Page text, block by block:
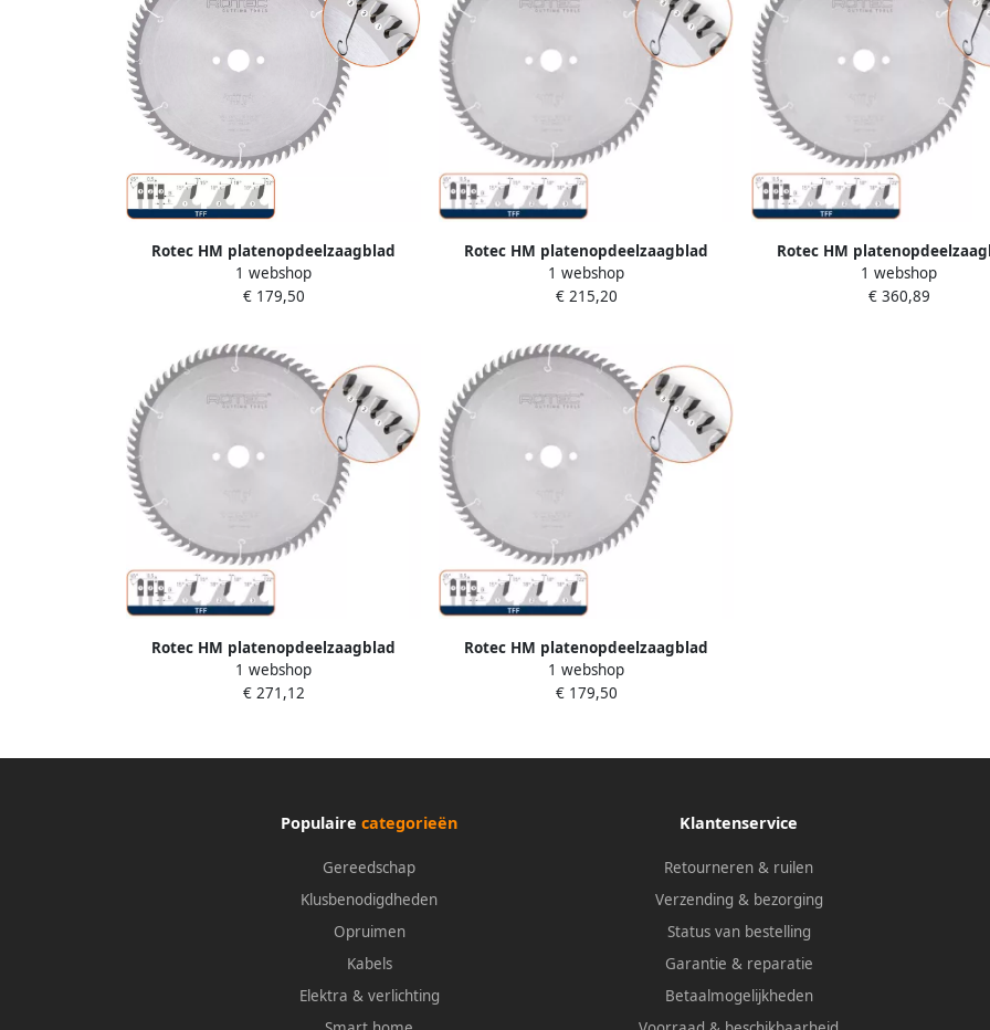
Rotec HM platenopdeelzaagblad
ø300x4 4x80mm Z=72 TFF 5547020
1 webshop
€ 179,50
Rotec HM platenopdeelzaagblad
ø380x4 4x60mm Z=72 TFF 5547090
1 webshop
€ 215,20
Rotec HM
ø520x4 8x60mm Z=72 TFF
1 webshop
€ 360,89
Rotec HM platenopdeelzaagblad
ø450x4 8x60mm Z=72 TFF 5547145
1 webshop
€ 271,12
Rotec HM platenopdeelzaagblad
ø305x4 4x30mm Z=72 TFF 5547025
1 webshop
€ 179,50
Populaire categorieën
Gereedschap
Klusbenodigdheden
Opruimen
Kabels
Elektra & verlichting
Klantenservice
Retourneren & ruilen
Verzending & bezorging
Status van bestelling
Garantie & reparatie
Betaalmogelijkheden